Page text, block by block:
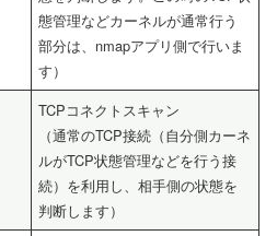
態管理などカーネルが通常行う
部分は、nmapアプリ側で行いま
す）
TCPコネクトスキャン
（通常のTCP接続（自分側カーネ
ルがTCP状態管理などを行う接
続）を利用し、相手側の状態を
判断します）